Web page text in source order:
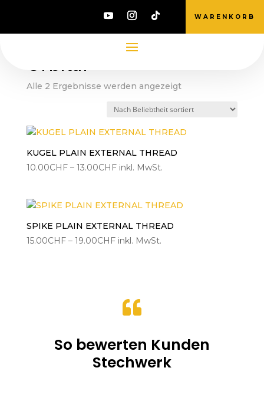
WARENKORB
/ Produkte verschlagwortet mit „Orbital“
Orbital
Alle 2 Ergebnisse werden angezeigtNach
sortiert
KUGEL PLAIN EXTERNAL THREAD
10.00CHF – 13.00CHFPreisspanne:
13.00CHF
inkl. MwSt.
SPIKE PLAIN EXTERNAL THREAD
15.00CHF – 19.00CHFPreisspanne:
inkl. MwSt.

So bewerten Kunden
Stechwerk